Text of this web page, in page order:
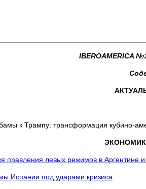
IBEROAMERICA
к Трампу: трансформация кубино-
правления левых режимов в Аргентине
Испании под ударами кризиса